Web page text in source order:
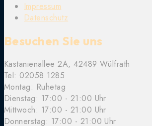
Impressum
Datenschutz
Besuchen Sie uns
Kastanienallee 2A, 42489 Wülfrath
Tel: 02058 1285
Montag: Ruhetag
Dienstag: 17:00 - 21:00 Uhr
Mittwoch: 17:00 - 21:00 Uhr
Donnerstag: 17:00 - 21:00 Uhr